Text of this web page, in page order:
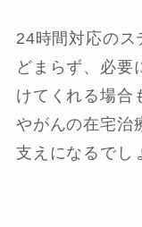
24時間対応のス
どまらず、必要
けてくれる場合
やがんの在宅治
支えになるでし